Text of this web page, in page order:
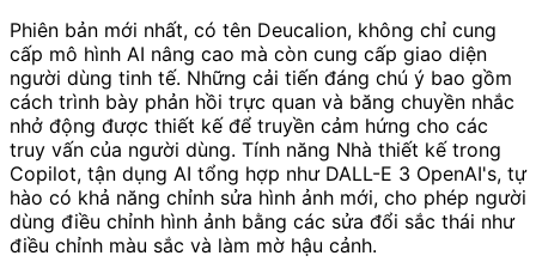
Phiên bản mới nhất, có tên Deucalion, không chỉ cung
cấp mô hình AI nâng cao mà còn cung cấp giao diện
người dùng tinh tế. Những cải tiến đáng chú ý bao gồm
cách trình bày phản hồi trực quan và băng chuyền nhắc
nhở động được thiết kế để truyền cảm hứng cho các
truy vấn của người dùng. Tính năng Nhà thiết kế trong
Copilot, tận dụng AI tổng hợp như DALL-E 3 OpenAI's, tự
hào có khả năng chỉnh sửa hình ảnh mới, cho phép người
dùng điều chỉnh hình ảnh bằng các sửa đổi sắc thái như
điều chỉnh màu sắc và làm mờ hậu cảnh.